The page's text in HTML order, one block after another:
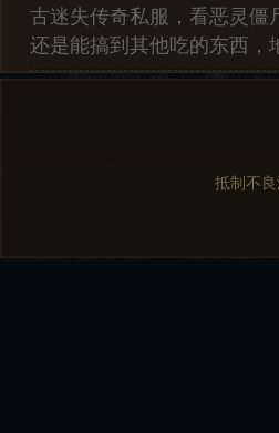
古迷失传奇私服，看恶灵僵
还是能搞到其他吃的东西，
抵制不